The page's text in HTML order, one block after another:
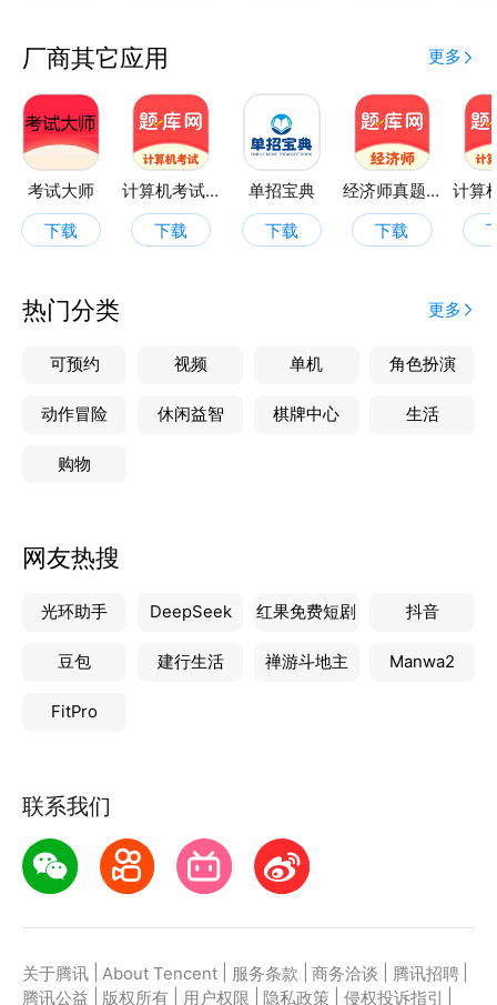
厂商其它应用 更多
考试大师
下载
计算机考试真题库
下载
单招宝典
下载
经济师真题库
下载
热门分类 更多
可预约 视频 单机 角色扮演
动作冒险 休闲益智 棋牌中心 生活
购物
网友热搜
光环助手 DeepSeek 红果免费短剧 抖音
豆包 建行生活 禅游斗地主 Manwa2
FitPro
联系我们
关于腾讯 About Tencent 服务条款 商务洽谈 腾讯招聘
腾讯公益
版权所有 用户权限 隐私政策 侵权投诉指引